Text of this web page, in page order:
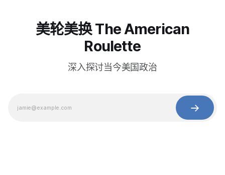
美轮美换 The American
Roulette
深入探讨当今美国政治